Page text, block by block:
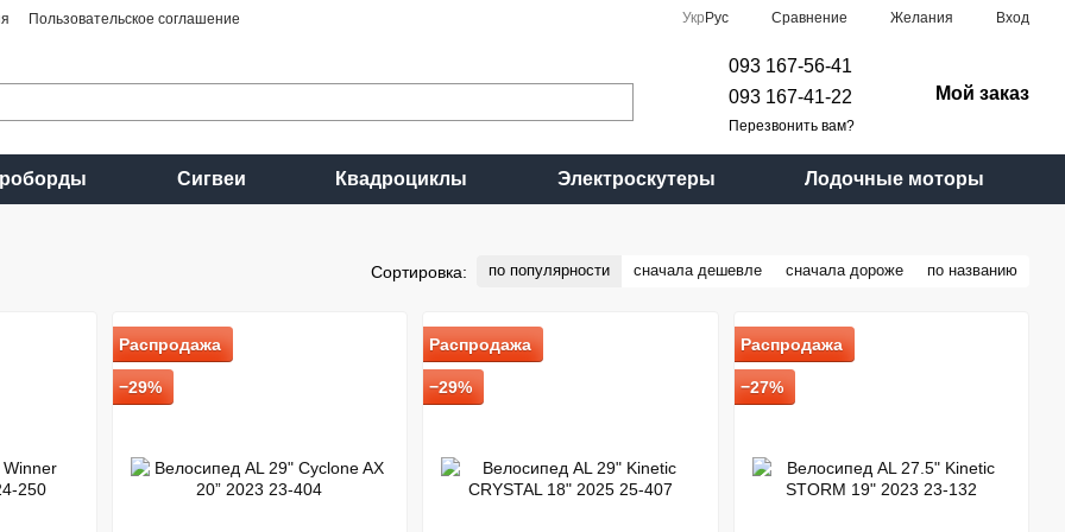
Пользовательское соглашение Укр Рус Сравнение Желания Вход
093 167-56-41
093 167-41-22
Перезвонить вам?
Мой заказ
Сигвеи Квадроциклы Электроскутеры Лодочные моторы
Сортировка: по популярности сначала дешевле сначала дороже по названию
Распродажа
−29%
Распродажа
−29%
Распродажа
−27%